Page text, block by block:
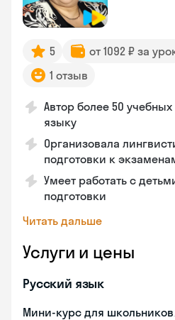
5 от 1092 ₽ за
1 отзыв
Автор более 50
языку
Организовала
подготовки к
Умеет работать с
подготовки
Читать дальше
Услуги и цены
Русский язык
Мини-курс для школьников